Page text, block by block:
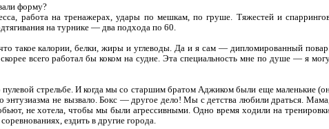
форму?
работа на тренажерах, удары по мешкам, по груше. Тяжестей и
на турнике — два подхода по 60.
такое калории, белки, жиры и углеводы. Да и я сам — дипломированный
всего работал бы коком на судне. Эта специальность мне по душе — я
стрельбе. И когда мы со старшим братом Аджиком были еще маленькие
энтузиазма не вызвало. Бокс — другое дело! Мы с детства любили драться.
не хотела, чтобы мы были агрессивными. Одно время ходили на
ездить в другие города.